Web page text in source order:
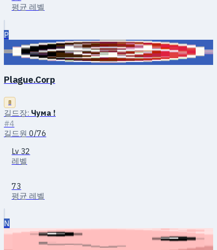
평균 레벨
P
Plague.Corp
8
길드장: Чума !
#4
길드원 0/76
Lv 32
레벨
73
평균 레벨
N